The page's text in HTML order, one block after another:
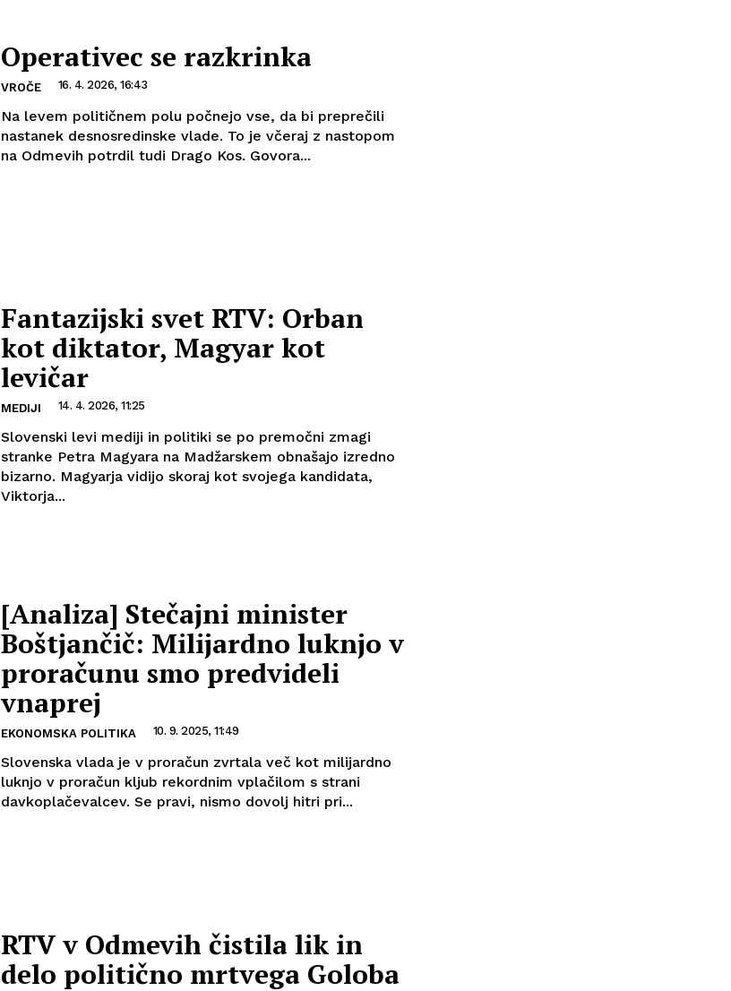
Operativec se razkrinka
VROČE 16. 4. 2026, 16:43
Na levem političnem polu počnejo vse, da bi preprečili
nastanek desnosredinske vlade. To je včeraj z nastopom
na Odmevih potrdil tudi Drago Kos. Govora...
Fantazijski svet RTV: Orban
kot diktator, Magyar kot
levičar
MEDIJI 14. 4. 2026, 11:25
Slovenski levi mediji in politiki se po premočni zmagi
stranke Petra Magyara na Madžarskem obnašajo izredno
bizarno. Magyarja vidijo skoraj kot svojega kandidata,
Viktorja...
[Analiza] Stečajni minister
Boštjančič: Milijardno luknjo v
proračunu smo predvideli
vnaprej
EKONOMSKA POLITIKA 10. 9. 2025, 11:49
Slovenska vlada je v proračun zvrtala več kot milijardno
luknjo v proračun kljub rekordnim vplačilom s strani
davkoplačevalcev. Se pravi, nismo dovolj hitri pri...
RTV v Odmevih čistila lik in
delo politično mrtvega Goloba